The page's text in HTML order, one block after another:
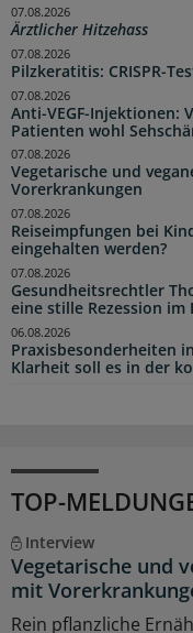
Ärztlicher Hitzehass
07.08.2026
Pilzkeratitis: CRISPR-
07.08.2026
Anti-VEGF-Injektionen:
Patienten wohl
07.08.2026
Vegetarische und
Vorerkrankungen
07.08.2026
Reiseimpfungen bei
eingehalten werden?
07.08.2026
Gesundheitsrechtler
eine stille Rezession
07.08.2026
Praxisbesonderheiten
Klarheit soll es in der
06.08.2026
TOP-
Interview
Vegetarische und
mit
Rein pflanzliche